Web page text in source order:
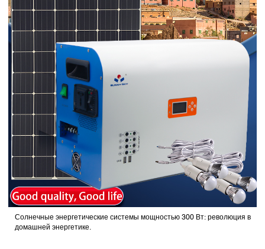
Солнечные энергетические системы мощностью 300 Вт: революция в
домашней энергетике.